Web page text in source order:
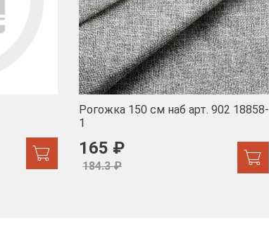
Рогожка 150 см наб арт. 902 18858-
1
165 ₽
184.3 ₽